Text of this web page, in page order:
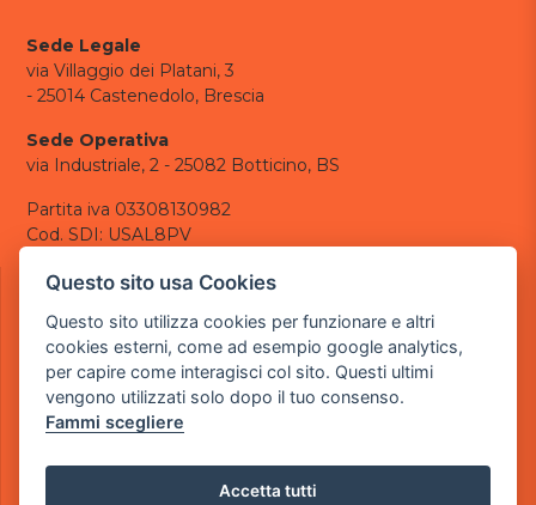
Sede Legale
via Villaggio dei Platani, 3
- 25014 Castenedolo, Brescia
Sede Operativa
via Industriale, 2 - 25082 Botticino, BS
Partita iva 03308130982
Cod. SDI: USAL8PV
CONTATTI
tel.: +39 030 376 2377
tel.: +39 030 336 6259
pec:powergamesrl@legalmail.it
LINK UTILI
Informazioni generali
Questo sito usa Cookies
Questo sito utilizza cookies per funzionare e altri
cookies esterni, come ad esempio google analytics,
per capire come interagisci col sito. Questi ultimi
vengono utilizzati solo dopo il tuo consenso.
Fammi scegliere
Accetta tutti